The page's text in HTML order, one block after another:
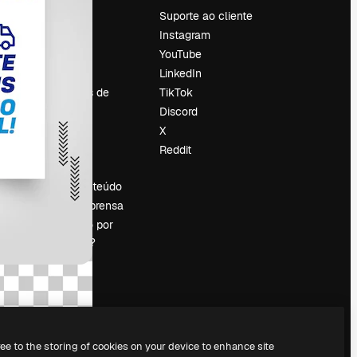
Tendências de
Blog
Eventos
Slidesgo
Vender conteúdo
Sala de imprensa
Procurando por
magnific.ai?
Suporte ao cliente
Instagram
YouTube
LinkedIn
TikTok
Discord
X
Reddit
to the storing of cookies on your device to enhance site